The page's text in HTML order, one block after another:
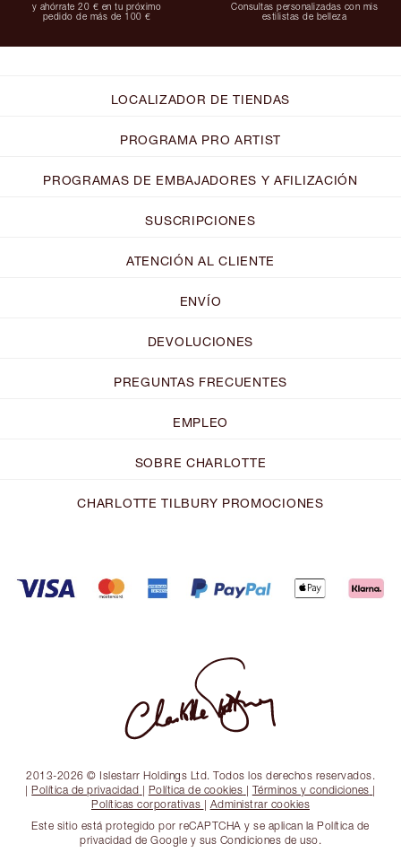
y ahórrate 20 € en tu próximo
pedido de más de 100 €
Consultas personalizadas con mis
estilistas de belleza
LOCALIZADOR DE TIENDAS
PROGRAMA PRO ARTIST
PROGRAMAS DE EMBAJADORES Y AFILIZACIÓN
SUSCRIPCIONES
ATENCIÓN AL CLIENTE
ENVÍO
DEVOLUCIONES
PREGUNTAS FRECUENTES
EMPLEO
SOBRE CHARLOTTE
CHARLOTTE TILBURY PROMOCIONES
2013-2026 © Islestarr Holdings Ltd. Todos los derechos reservados.
| Política de privacidad | Política de cookies | Términos y condiciones |
Políticas corporativas | Administrar cookies
Este sitio está protegido por reCAPTCHA y se aplican la Política de
privacidad de Google y sus Condiciones de uso.